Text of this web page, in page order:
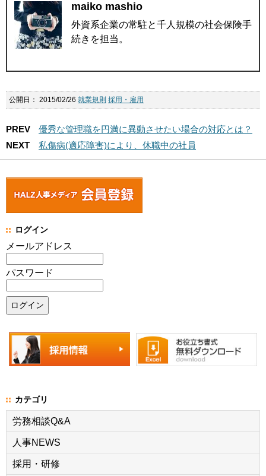
maiko mashio
外資系企業の常駐と千人規模の社会保険手
続きを担当。
公開日： 2015/02/26 就業規則 採用・雇用
PREV
優秀な管理職を円満に異動させたい場合の対応とは？
NEXT
私傷病(適応障害)により、休職中の社員
ログイン
メールアドレス
パスワード
カテゴリ
労務相談Q&A
人事NEWS
採用・研修